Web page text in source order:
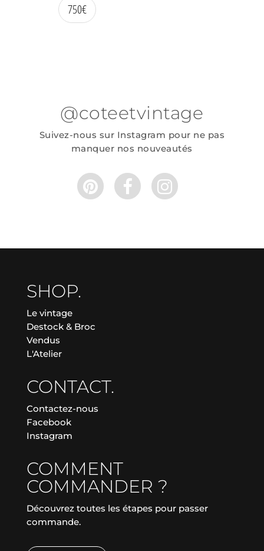
750€
@coteetvintage
Suivez-nous sur Instagram pour ne pas
manquer nos nouveautés
SHOP.
Le vintage
Destock & Broc
Vendus
L'Atelier
CONTACT.
Contactez-nous
Facebook
Instagram
COMMENT
COMMANDER ?
Découvrez toutes les étapes pour passer
commande.